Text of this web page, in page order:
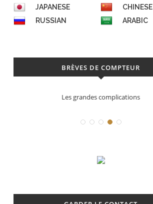
JAPANESE
CHINESE
RUSSIAN
ARABIC
BRÈVES DE COMPTEUR
Les grandes complications